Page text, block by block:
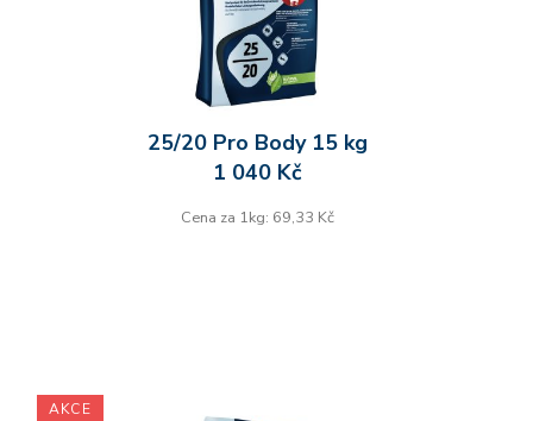
25/20 Pro Body 15 kg
1 040 Kč
Cena za 1kg: 69,33 Kč
AKCE